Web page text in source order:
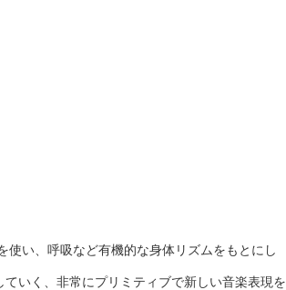
い、呼吸など有機的な身体リズムをもとにし
いく、非常にプリミティブで新しい音楽表現を